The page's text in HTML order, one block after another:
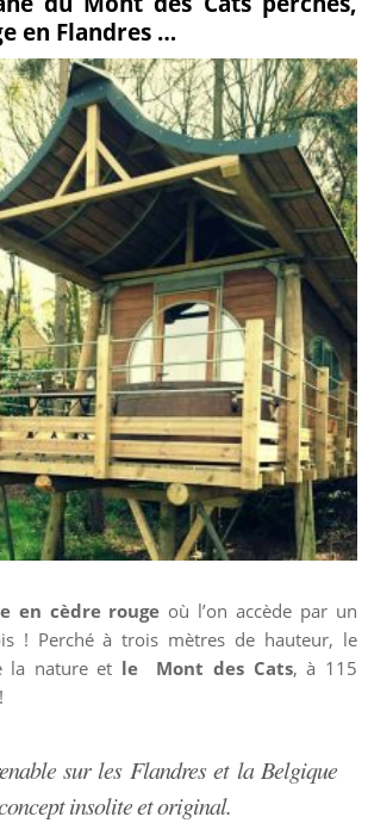
Facebook
en Flandres …
en cèdre rouge où l’on accède par un
! Perché à trois mètres de hauteur, le
la nature et le Mont des Cats, à 115
sur les Flandres et la Belgique
insolite et original.